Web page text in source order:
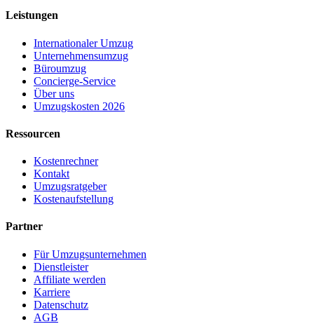
Leistungen
Internationaler Umzug
Unternehmensumzug
Büroumzug
Concierge-Service
Über uns
Umzugskosten 2026
Ressourcen
Kostenrechner
Kontakt
Umzugsratgeber
Kostenaufstellung
Partner
Für Umzugsunternehmen
Dienstleister
Affiliate werden
Karriere
Datenschutz
AGB